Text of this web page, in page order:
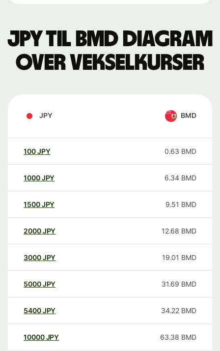
JPY til BMD Diagram
over vekselkurser
JPY BMD
100JPY 0.63 BMD
1000JPY 6.34 BMD
1500JPY 9.51 BMD
2000JPY 12.68 BMD
3000JPY 19.01 BMD
5000JPY 31.69 BMD
5400JPY 34.22 BMD
10000 JPY 63.38 BMD